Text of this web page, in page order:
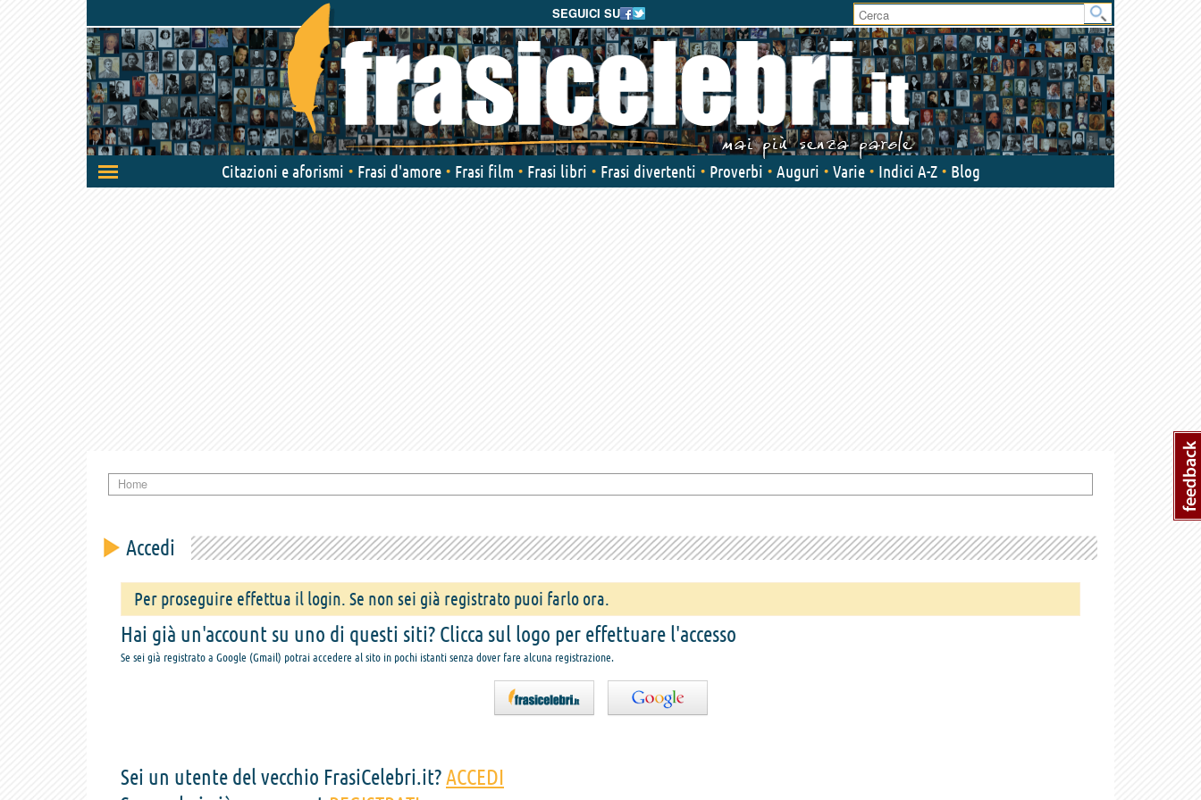
SEGUICI SU
Attiva/disattiva
navigazione
Citazioni e aforismi Frasi d'amore Frasi film Frasi libri Frasi divertenti Proverbi Auguri Varie Indici A-Z Blog
Home
Accedi
Per proseguire effettua il login. Se non sei già registrato puoi farlo ora.
Hai già un'account su uno di questi siti? Clicca sul logo per effettuare l'accesso
Se sei già registrato a Google (Gmail) potrai accedere al sito in pochi istanti senza dover fare alcuna registrazione.
Sei un utente del vecchio FrasiCelebri.it?ACCEDI